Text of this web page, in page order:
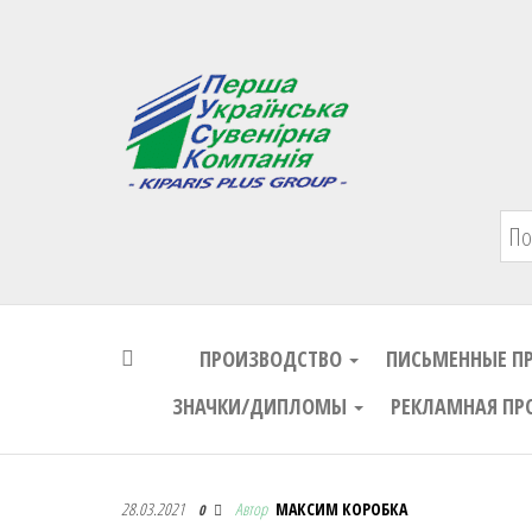
Первая Украинская Сувенирная
ПРОИЗВОДСТВО ПИСЬМЕННЫЕ
ЗНАЧКИ/ДИПЛОМЫ
РЕКЛАМНАЯ
Первая Украинская Сувенирная
28.03.2021 0 Автор МАКСИМ КОРОБКА